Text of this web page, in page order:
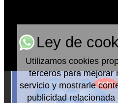
Ley de
Utilizamos cookies
terceros para mejorar
servicio y mostrarle
publicidad relacionada